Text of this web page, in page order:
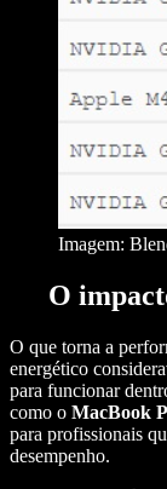
Imagem:
O
O que torna a
energético
para funcionar
como o MacBook
para profissionais
desempenho.